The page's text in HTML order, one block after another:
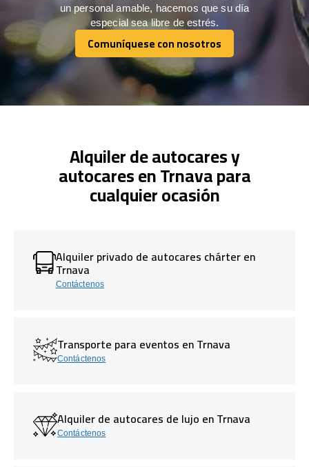
un personal amable, hacemos que su día
especial sea libre de estrés.
Comuníquese con nosotros
Comuníquese con nosotros
Alquiler de autocares y
autocares en Trnava para
cualquier ocasión
Alquiler privado de autocares chárter en
Trnava
Contáctenos
Transporte para eventos en Trnava
Contáctenos
Alquiler de autocares de lujo en Trnava
Contáctenos